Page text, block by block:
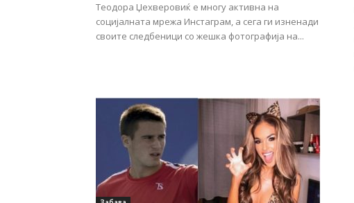
Теодора Џехверовиќ е многу активна на
социјалната мрежа Инстаграм, а сега ги изненади
своите следбеници со жешка фотографија на...